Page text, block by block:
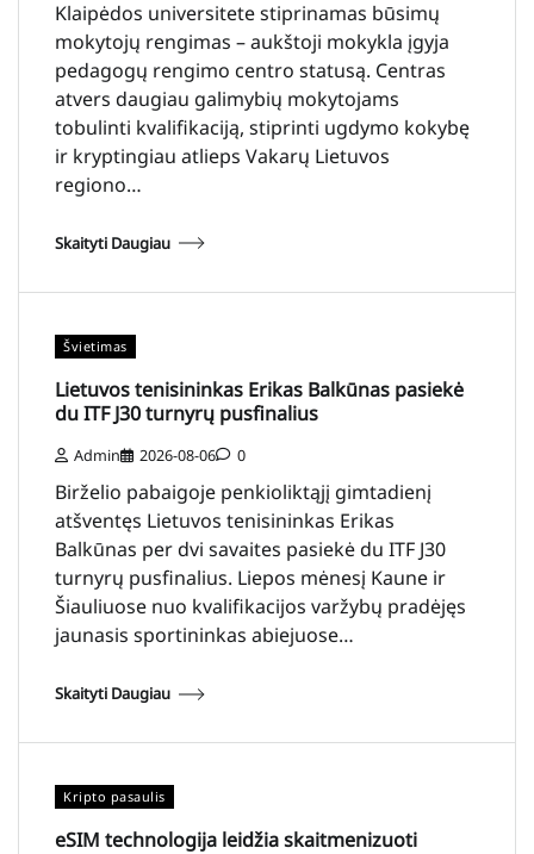
Klaipėdos universitete stiprinamas būsimų
mokytojų rengimas – aukštoji mokykla įgyja
pedagogų rengimo centro statusą. Centras
atvers daugiau galimybių mokytojams
tobulinti kvalifikaciją, stiprinti ugdymo kokybę
ir kryptingiau atlieps Vakarų Lietuvos
regiono…
Skaityti Daugiau
Švietimas
Lietuvos tenisininkas Erikas Balkūnas pasiekė
du ITF J30 turnyrų pusfinalius
Admin 2026-08-06 0
Birželio pabaigoje penkioliktąjį gimtadienį
atšventęs Lietuvos tenisininkas Erikas
Balkūnas per dvi savaites pasiekė du ITF J30
turnyrų pusfinalius. Liepos mėnesį Kaune ir
Šiauliuose nuo kvalifikacijos varžybų pradėjęs
jaunasis sportininkas abiejuose…
Skaityti Daugiau
Kripto pasaulis
eSIM technologija leidžia skaitmenizuoti